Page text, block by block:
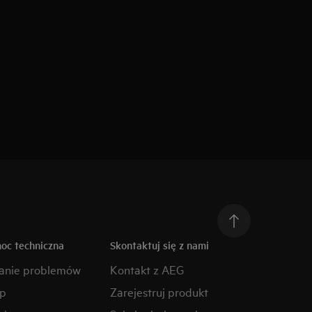
techniczna
problemów
Skontaktuj się z nami
Kontakt z AEG
Zarejestruj produkt